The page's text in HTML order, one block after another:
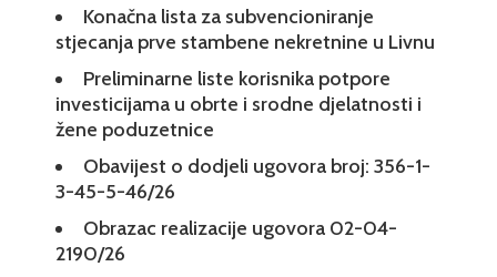
Konačna lista za subvencioniranje
stjecanja prve stambene nekretnine u Livnu
Preliminarne liste korisnika potpore
investicijama u obrte i srodne djelatnosti i
žene poduzetnice
Obavijest o dodjeli ugovora broj: 356-1-
3-45-5-46/26
Obrazac realizacije ugovora 02-04-
2190/26